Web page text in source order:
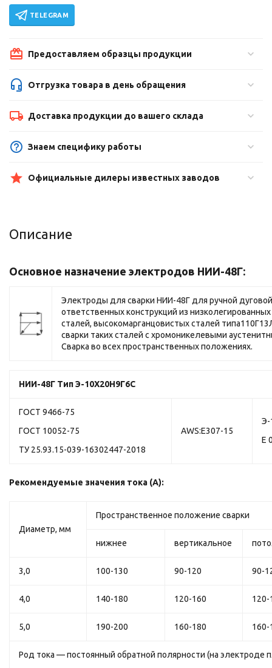
TELEGRAM
Предоставляем образцы продукции
Отгрузка товара в день обращения
Доставка продукции до вашего склада
Знаем специфику работы
Официальные дилеры известных заводов
Описание
Основное назначение электродов НИИ-48Г:
Электроды для сварки НИИ-48Г для ручной
ответственных конструкций из
сталей, высокомарганцовистых сталей
сварки таких сталей с хромоникелевыми
Сварка во всех пространственных положениях.
НИИ-48Г Тип Э-10Х20Н9Г6С
ГОСТ 9466-75
ГОСТ 10052-75
ТУ 25.93.15-039-16302447-2018
AWS:E307-15
Э-
Е
Рекомендуемые значения тока (А):
Диаметр, мм
Пространственное положение сварки
нижнее вертикальное
3,0 100-130 90-120 90-
4,0 140-180 120-160 120-
5,0 190-200 160-180 160-
Род тока — постоянный обратной полярности (на электроде